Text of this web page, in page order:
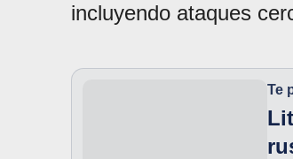
incluyendo ataques
Te